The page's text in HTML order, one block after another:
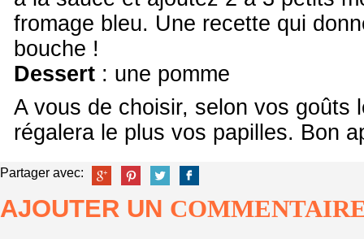
fromage bleu. Une recette qui
bouche !
Dessert : une pomme
A vous de choisir, selon vos goûts
régalera le plus vos papilles. Bon
Partager avec:
AJOUTER UN